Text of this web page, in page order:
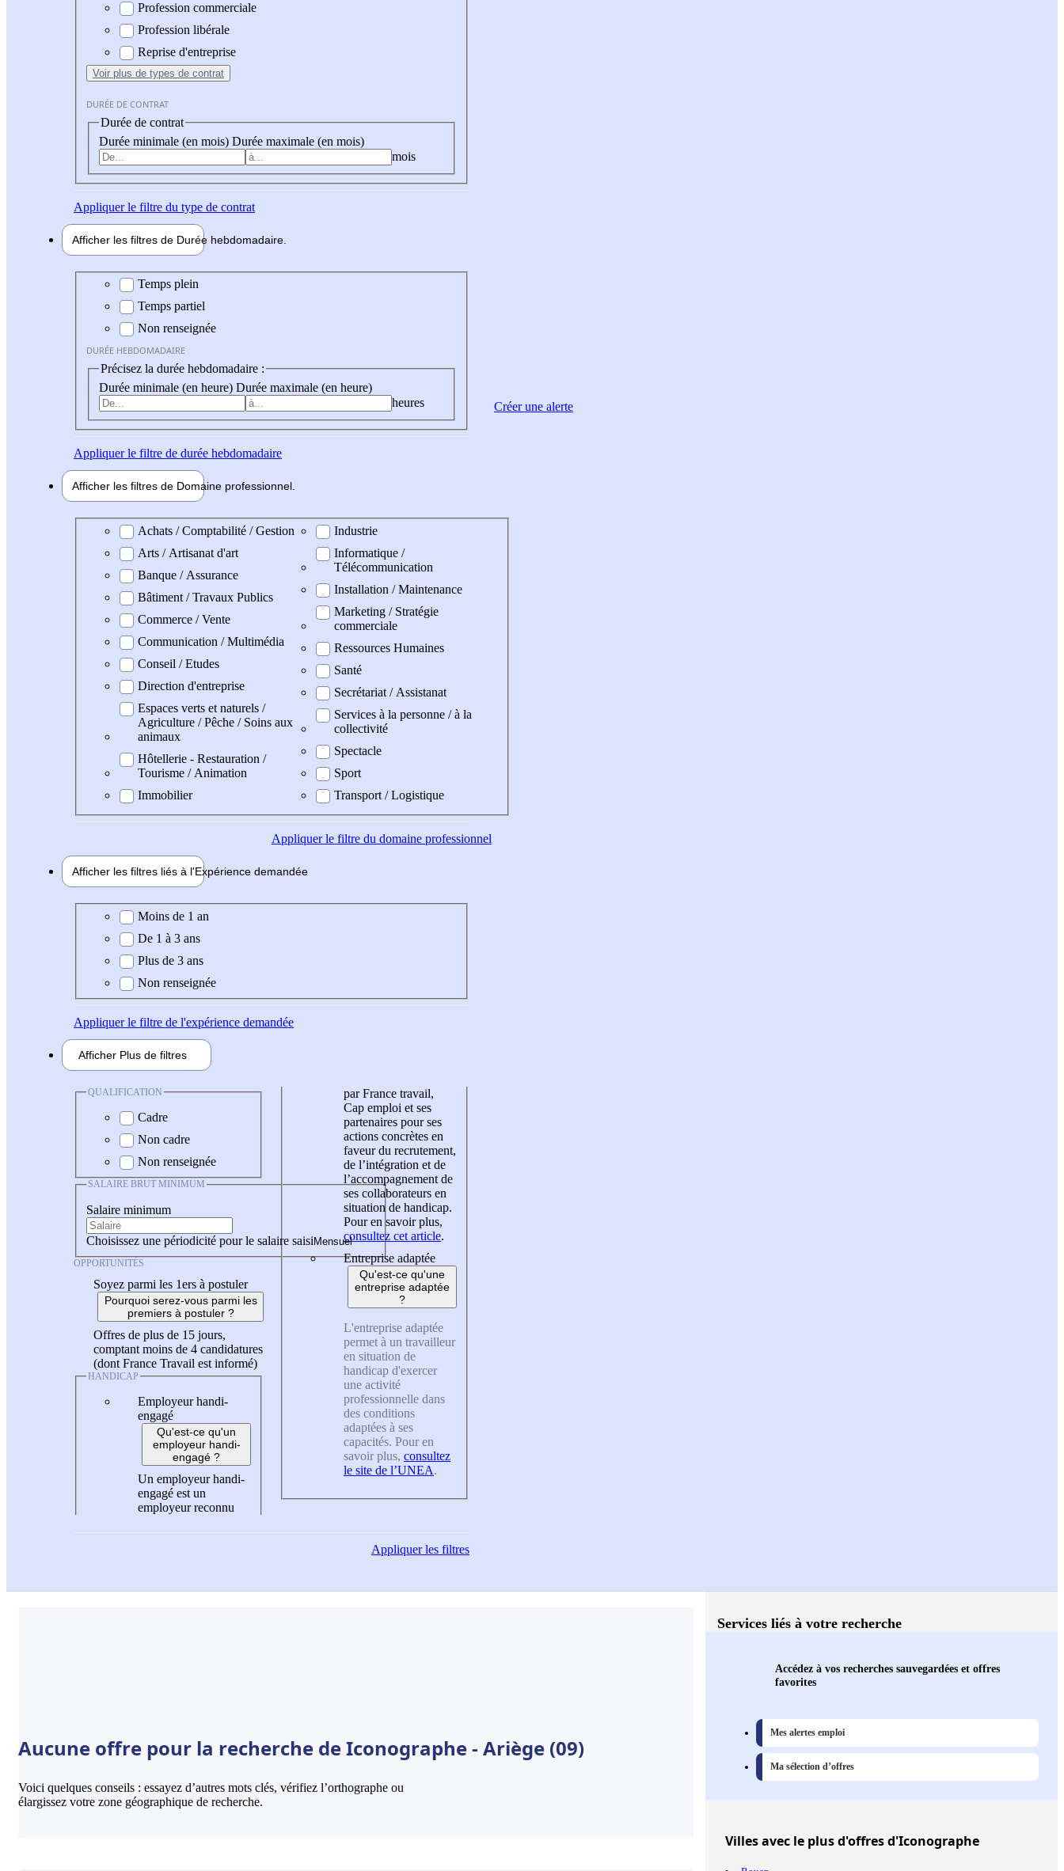
Profession commerciale
Profession libérale
Reprise d'entreprise
Voir plus de types de contrat
DURÉE DE CONTRAT
Durée de contrat
Durée minimale (en mois) Durée maximale (en mois)
mois
Appliquerle filtre du type de contrat
Afficher les filtres de Durée hebdomadaire
Durée hebdomadaire
Temps plein
Temps partiel
Non renseignée
DURÉE HEBDOMADAIRE
Précisez la durée hebdomadaire :
Durée minimale (en heure) Durée maximale (en heure)
heures
Appliquerle filtre de durée hebdomadaire
Afficher les filtres de Domaine professionnel
Domaine professionel
Achats / Comptabilité / Gestion
Arts / Artisanat d'art
Banque / Assurance
Bâtiment / Travaux Publics
Commerce / Vente
Communication / Multimédia
Conseil / Etudes
Direction d'entreprise
Espaces verts et naturels /
Agriculture / Pêche / Soins aux
animaux
Hôtellerie - Restauration /
Tourisme / Animation
Immobilier
Industrie
Informatique /
Télécommunication
Installation / Maintenance
Marketing / Stratégie
commerciale
Ressources Humaines
Santé
Secrétariat / Assistanat
Services à la personne / à la
collectivité
Spectacle
Sport
Transport / Logistique
Appliquerle filtre du domaine professionnel
Afficher les filtres liés à l'Expérience demandée
Expérience demandée
Moins de 1 an
De 1 à 3 ans
Plus de 3 ans
Non renseignée
Appliquerle filtre de l'expérience demandée
Afficher Plus de filtres
QUALIFICATION
Cadre
Non cadre
Non renseignée
SALAIRE BRUT MINIMUM
Salaire minimum
Choisissez une périodicité pour le salaire saisi
OPPORTUNITÉS
Soyez parmi les 1ers à postuler
Pourquoi serez-vous parmi les
premiers à postuler ?
Offres de plus de 15 jours,
comptant moins de 4 candidatures
(dont France Travail est informé)
HANDICAP
Employeur handi-
engagé
Qu'est-ce qu'un
employeur handi-
engagé ?
Un employeur handi-
engagé est un
employeur reconnu
par France travail,
Cap emploi et ses
partenaires pour ses
actions concrètes en
faveur du recrutement,
de l’intégration et de
l’accompagnement de
ses collaborateurs en
situation de handicap.
Pour en savoir plus,
consultez cet article.
Entreprise adaptée
Qu'est-ce qu'une
entreprise adaptée
?
L'entreprise adaptée
permet à un travailleur
en situation de
handicap d'exercer
une activité
professionnelle dans
des conditions
adaptées à ses
capacités. Pour en
savoir plus, consultez
le site de l’UNEA.
Appliquerles filtres
Créer une alerte
Aucune offre pour la recherche de Iconographe - Ariège (09)
Voici quelques conseils : essayez d’autres mots clés, vérifiez l’orthographe ou
élargissez votre zone géographique de recherche.
Services liés à votre recherche
Accédez à vos recherches sauvegardées et offres
favorites
Mes alertes emploi
Ma sélection d’offres
Villesavec le plus d'offres d'Iconographe